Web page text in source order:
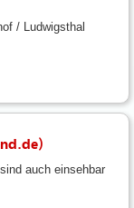
/ Ludwigsthal
auch einsehbar